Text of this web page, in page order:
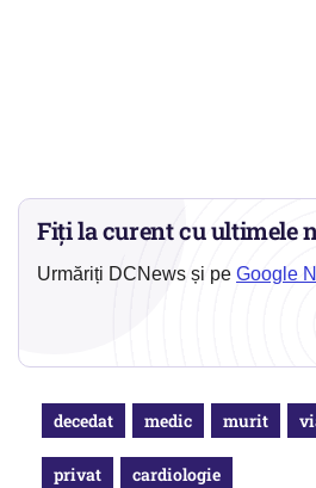
Fiți la curent cu ultimele
Urmăriți DCNews și pe Google
decedat medic murit
privat cardiologie